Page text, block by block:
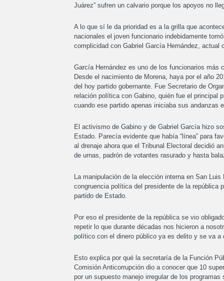
Juárez” sufren un calvario porque los apoyos no
A lo que sí le da prioridad es a la grilla que
nacionales el joven funcionario indebidamente
complicidad con Gabriel García Hernández, actual
García Hernández es uno de los funcionarios más
Desde el nacimiento de Morena, haya por el año
del hoy partido gobernante. Fue Secretario de
relación política con Gabino, quién fue el principal
cuando ese partido apenas iniciaba sus andanzas
El activismo de Gabino y de Gabriel García hizo
Estado. Parecía evidente que había “línea” para
al drenaje ahora que el Tribunal Electoral decidió
de urnas, padrón de votantes rasurado y hasta
La manipulación de la elección interna en San
congruencia política del presidente de la república
partido de Estado.
Por eso el presidente de la república se vio
repetir lo que durante décadas nos hicieron a
político con el dinero público ya es delito y se va a
Esto explica por qué la secretaría de la Función
Comisión Anticorrupción dio a conocer que 10
por un supuesto manejo irregular de los